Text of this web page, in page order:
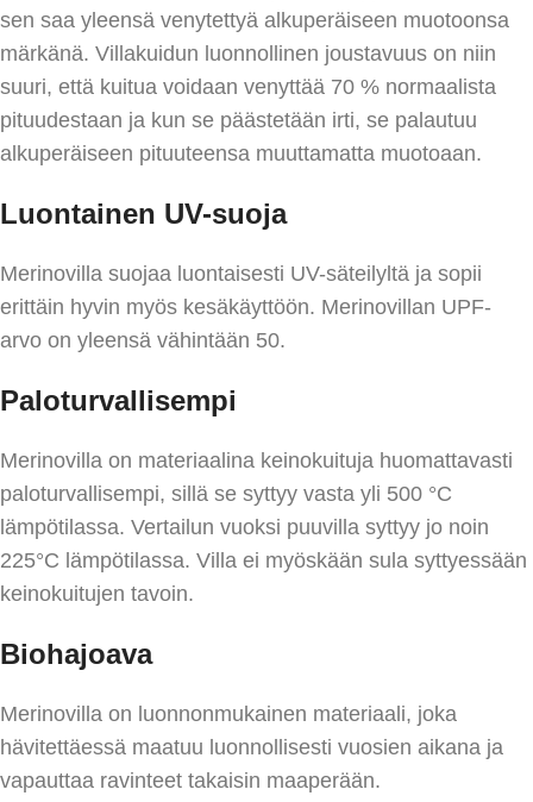
sen saa yleensä venytettyä alkuperäiseen muotoonsa
märkänä. Villakuidun luonnollinen joustavuus on niin
suuri, että kuitua voidaan venyttää 70 % normaalista
pituudestaan ja kun se päästetään irti, se palautuu
alkuperäiseen pituuteensa muuttamatta muotoaan.
Luontainen UV-suoja
Merinovilla suojaa luontaisesti UV-säteilyltä ja sopii
erittäin hyvin myös kesäkäyttöön. Merinovillan UPF-
arvo on yleensä vähintään 50.
Paloturvallisempi
Merinovilla on materiaalina keinokuituja huomattavasti
paloturvallisempi, sillä se syttyy vasta yli 500 °C
lämpötilassa. Vertailun vuoksi puuvilla syttyy jo noin
225°C lämpötilassa. Villa ei myöskään sula syttyessään
keinokuitujen tavoin.
Biohajoava
Merinovilla on luonnonmukainen materiaali, joka
hävitettäessä maatuu luonnollisesti vuosien aikana ja
vapauttaa ravinteet takaisin maaperään.